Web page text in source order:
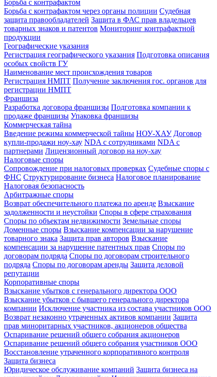
Борьба с контрафактом
Борьба с контрафактом через органы полиции Судебная
защита правообладателей Защита в ФАС прав владельцев
товарных знаков и патентов Мониторинг контрафактной
продукции
Географические указания
Регистрация географического указания Подготовка описания
особых свойств ГУ
Наименование мест происхождения товаров
Регистрация НМПТ Получение заключения гос. органов для
регистрации НМПТ
Франшиза
Разработка договора франшизы Подготовка компании к
продаже франшизы Упаковка франшизы
Коммерческая тайна
Введение режима коммерческой тайны НОУ-ХАУ Договор
купли-продажи ноу-хау NDA с сотрудниками NDA с
партнерами Лицензионный договор на ноу-хау
Налоговые споры
Сопровождение при налоговых проверках Судебные споры с
ФНС Структурирование бизнеса Налоговое планирование
Налоговая безопасность
Арбитражные споры
Возврат обеспечительного платежа по аренде Взыскание
задолженности и неустойки Споры в сфере страхования
Споры по объектам недвижимости Земельные споры
Доменные споры Взыскание компенсации за нарушение
товарного знака Защита прав авторов Взыскание
компенсации за нарушение патентных прав Споры по
договорам подряда Споры по договорам строительного
подряда Споры по договорам аренды Защита деловой
репутации
Корпоративные споры
Взыскание убытков с генерального директора ООО
Взыскание убытков с бывшего генерального директора
компании Исключение участника из состава участников ООО
Возврат незаконно утраченных активов компании Защита
прав миноритарных участников, акционеров общества
Оспаривание решений общего собрания акционеров
Оспаривание решений общего собрания участников ООО
Восстановление утраченного корпоративного контроля
Защита бизнеса
Юридическое обслуживание компаний Защита бизнеса на